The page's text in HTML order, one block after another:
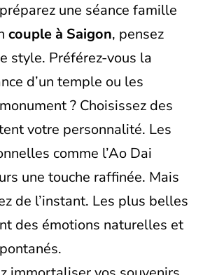
une séance famille
couple à Saigon, pensez
style. Préférez-vous la
d’un temple ou les
? Choisissez des
votre personnalité. Les
comme l’Ao Dai
une touche raffinée. Mais
de l’instant. Les plus belles
des émotions naturelles et